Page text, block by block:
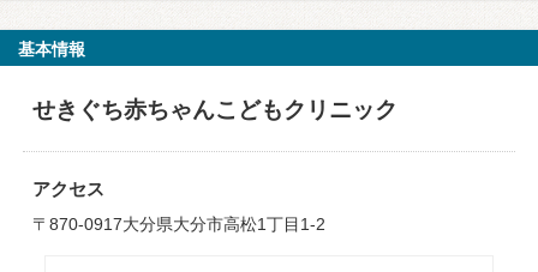
基本情報
せきぐち赤ちゃんこどもクリニック
アクセス
〒870-0917大分県大分市高松1丁目1-2